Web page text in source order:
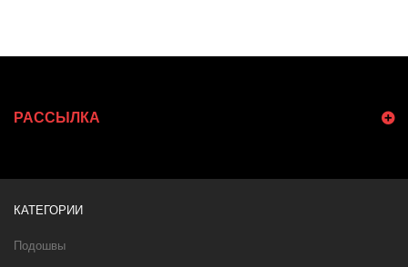
РАССЫЛКА
КАТЕГОРИИ
Подошвы